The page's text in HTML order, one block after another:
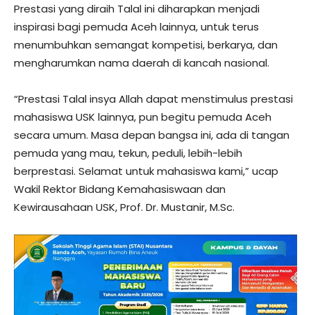
Prestasi yang diraih Talal ini diharapkan menjadi
inspirasi bagi pemuda Aceh lainnya, untuk terus
menumbuhkan semangat kompetisi, berkarya, dan
mengharumkan nama daerah di kancah nasional.
“Prestasi Talal insya Allah dapat menstimulus prestasi
mahasiswa USK lainnya, pun begitu pemuda Aceh
secara umum. Masa depan bangsa ini, ada di tangan
pemuda yang mau, tekun, peduli, lebih-lebih
berprestasi. Selamat untuk mahasiswa kami,” ucap
Wakil Rektor Bidang Kemahasiswaan dan
Kewirausahaan USK, Prof. Dr. Mustanir, M.Sc.